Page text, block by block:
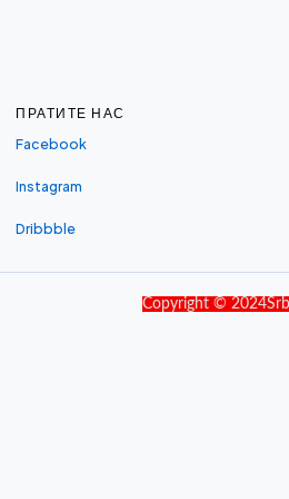
ПРАТИТЕ НАС
Facebook
Instagram
Dribbble
Copyright ©